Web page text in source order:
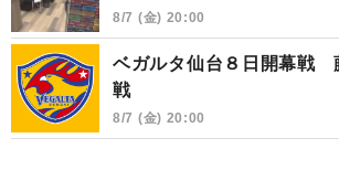
8/7 (金) 20:00
ベガルタ仙台８日開幕戦
戦
8/7 (金) 20:00